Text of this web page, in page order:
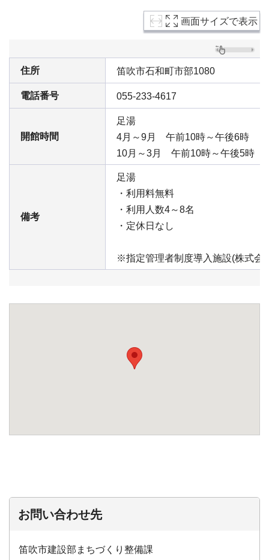
画面サイズで表示
住所 笛吹市石和町市部1080
電話番号 055-233-4617
開館時間
足湯
4月～9月 午前10時～午後6時
10月～3月 午前10時～午後5時
備考
足湯
・利用料無料
・利用人数4～8名
・定休日なし
※指定管理者制度導入施設(株式会
お問い合わせ先
笛吹市建設部まちづくり整備課